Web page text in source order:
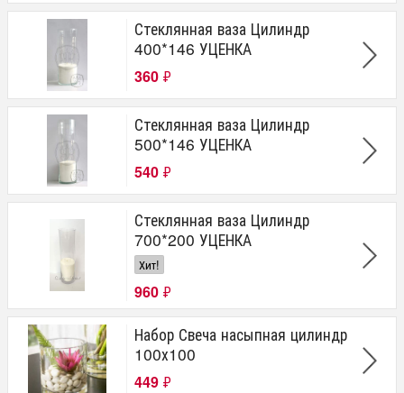
Стеклянная ваза Цилиндр
400*146 УЦЕНКА
360 ₽
Стеклянная ваза Цилиндр
500*146 УЦЕНКА
540 ₽
Стеклянная ваза Цилиндр
700*200 УЦЕНКА
Хит!
960 ₽
Набор Свеча насыпная цилиндр
100х100
449 ₽